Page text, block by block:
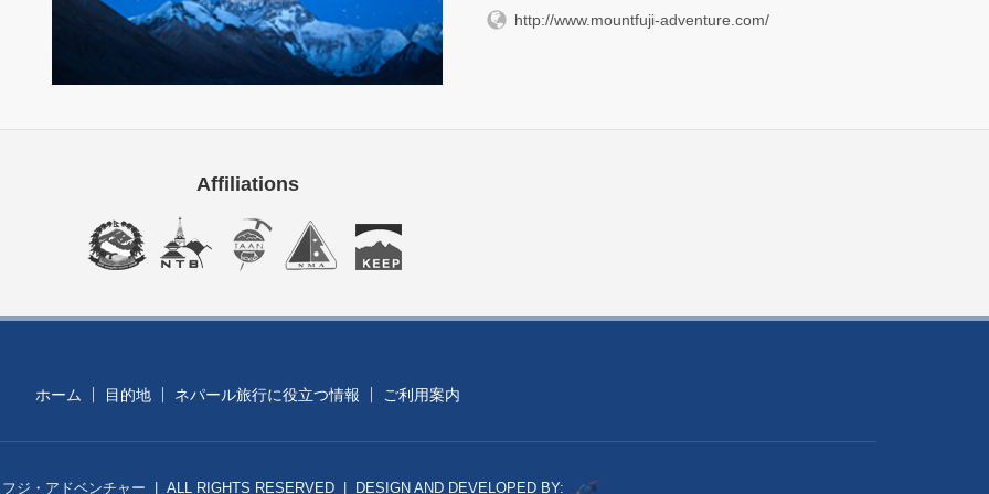
http://www.mountfuji-adventure.com/
Affiliations
ホーム 目的地 ネパール旅行に役立つ情報 ご利用案内
ジ・アドベンチャー | ALL RIGHTS RESERVED | DESIGN AND DEVELOPED BY: